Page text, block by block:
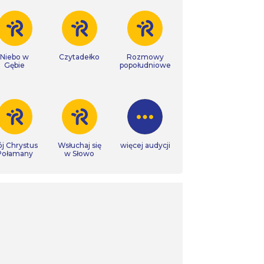
Niebo w
Gębie
Czytadełko
Rozmowy
popołudniowe
Chrystus
Wsłuchaj się
w Słowo
więcej audycji